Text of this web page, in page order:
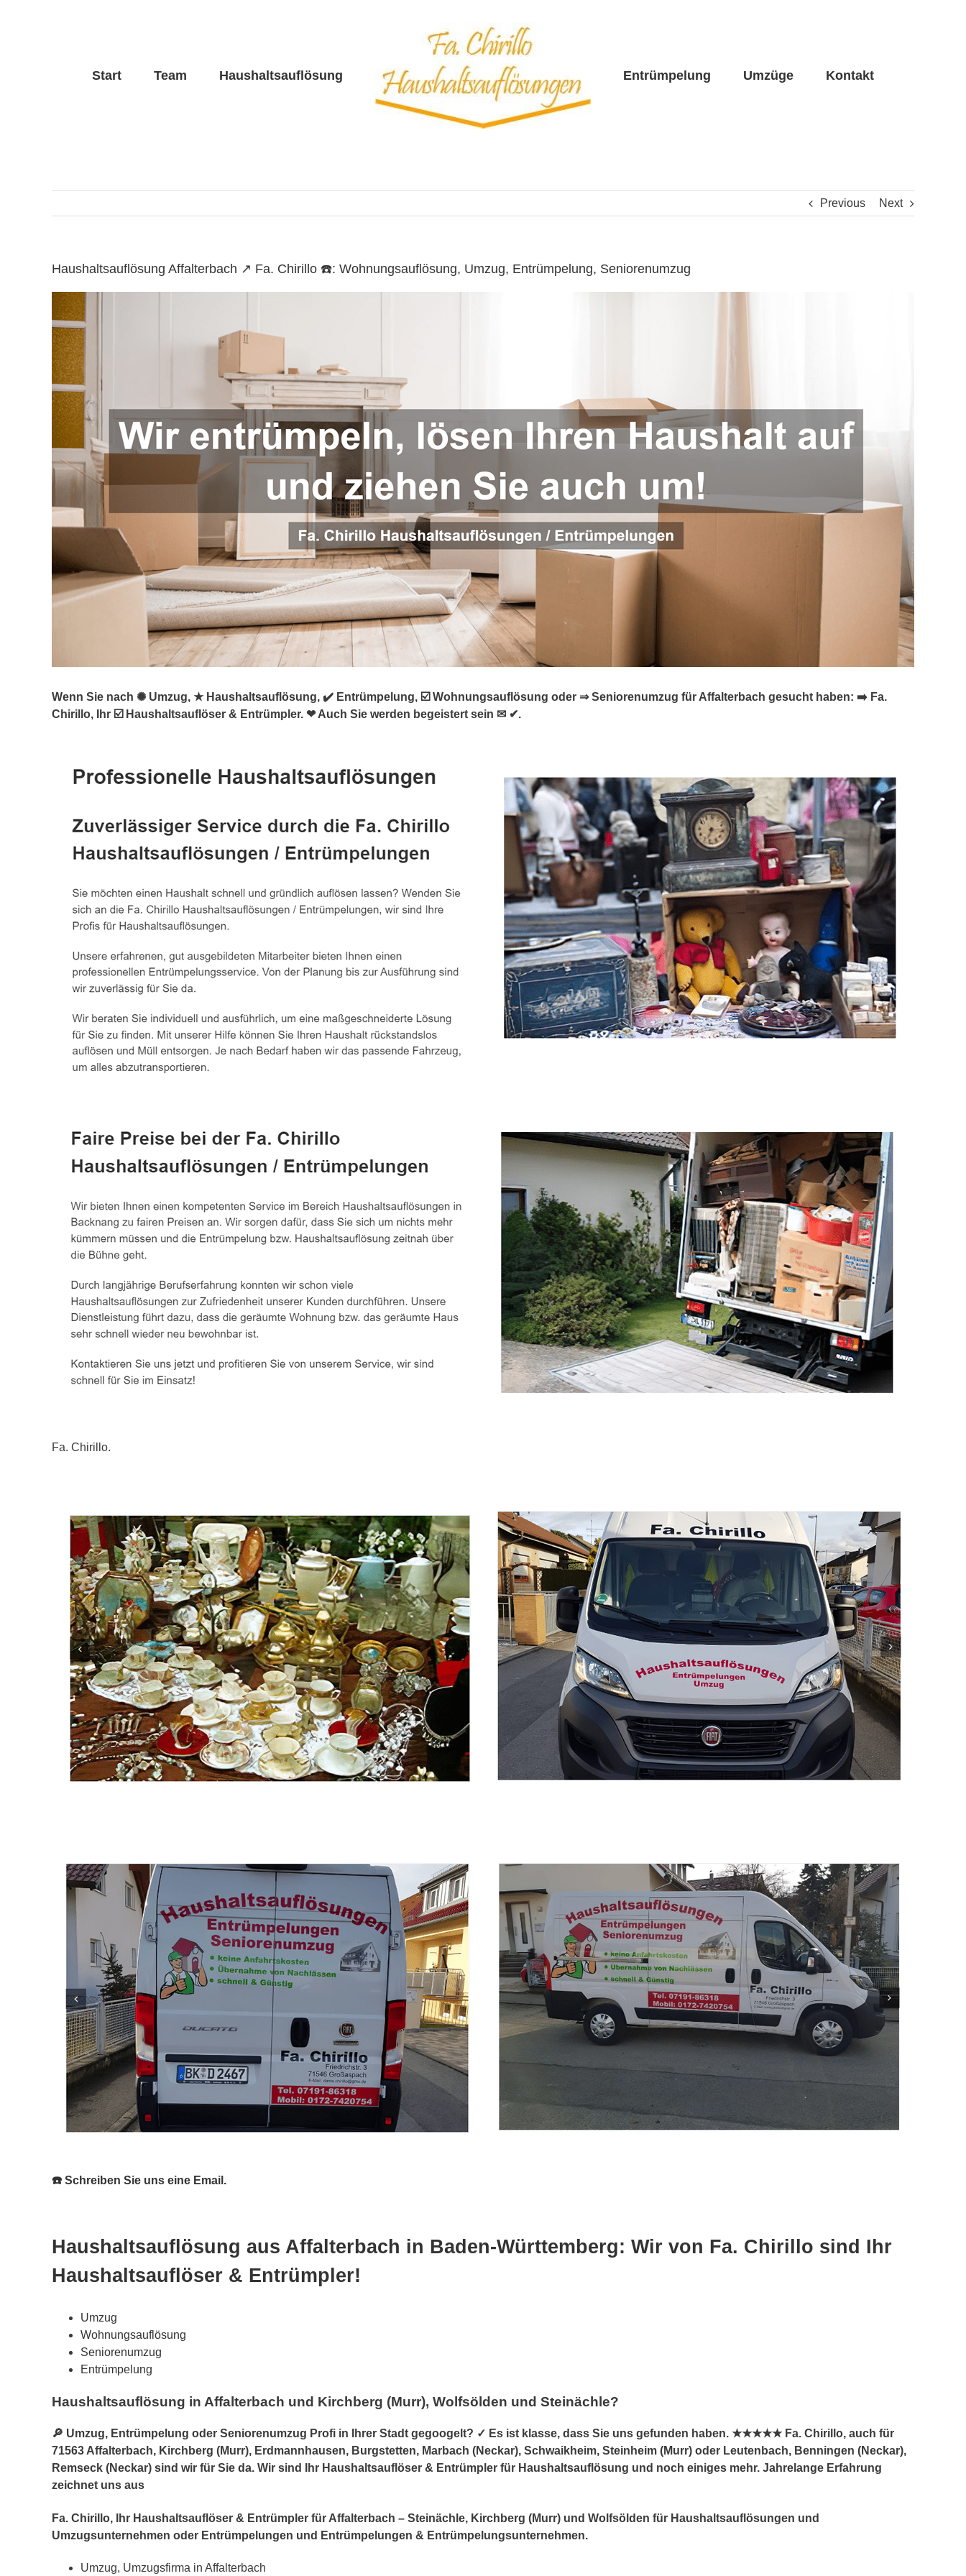
Start Team Haushaltsauflösung Entrümpelung Umzüge Kontakt
Previous Next
Haushaltsauflösung Affalterbach ↗️ Fa. Chirillo ☎️: Wohnungsauflösung, Umzug, Entrümpelung, Seniorenumzug
Wenn Sie nach ✺ Umzug, ★ Haushaltsauflösung, ✔️ Entrümpelung, ☑️ Wohnungsauflösung oder ⇒ Seniorenumzug für Affalterbach gesucht haben: ➡️ Fa.
Chirillo, Ihr ☑️ Haushaltsauflöser & Entrümpler. ❤ Auch Sie werden begeistert sein ✉ ✔.
Fa. Chirillo.
☎️ Schreiben Sie uns eine Email.
Haushaltsauflösung aus Affalterbach in Baden-Württemberg: Wir von Fa. Chirillo sind Ihr
Haushaltsauflöser & Entrümpler!
Umzug
Wohnungsauflösung
Seniorenumzug
Entrümpelung
Haushaltsauflösung in Affalterbach und Kirchberg (Murr), Wolfsölden und Steinächle?
🔎 Umzug, Entrümpelung oder Seniorenumzug Profi in Ihrer Stadt gegoogelt? ✓ Es ist klasse, dass Sie uns gefunden haben. ★★★★★ Fa. Chirillo, auch für
71563 Affalterbach, Kirchberg (Murr), Erdmannhausen, Burgstetten, Marbach (Neckar), Schwaikheim, Steinheim (Murr) oder Leutenbach, Benningen (Neckar),
Remseck (Neckar) sind wir für Sie da. Wir sind Ihr Haushaltsauflöser & Entrümpler für Haushaltsauflösung und noch einiges mehr. Jahrelange Erfahrung
zeichnet uns aus
Fa. Chirillo, Ihr Haushaltsauflöser & Entrümpler für Affalterbach – Steinächle, Kirchberg (Murr) und Wolfsölden für Haushaltsauflösungen und
Umzugsunternehmen oder Entrümpelungen und Entrümpelungen & Entrümpelungsunternehmen.
Umzug, Umzugsfirma in Affalterbach